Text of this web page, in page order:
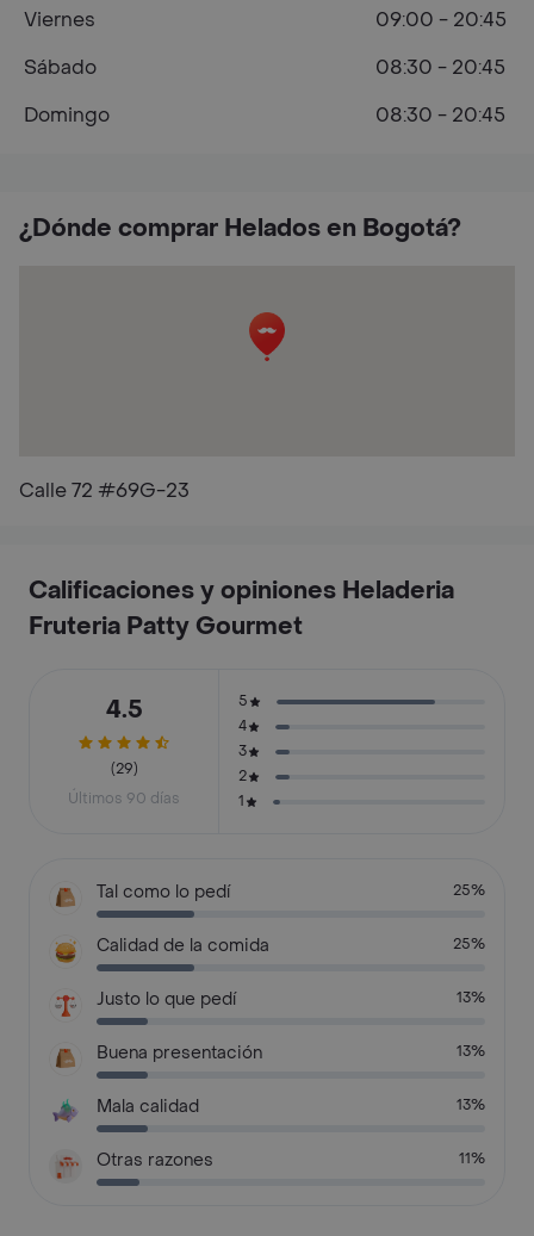
¿Dónde comprar Helados en Bogotá?
Calle 72 #69G-23
Viernes
09:00 - 20:45
Sábado
08:30 - 20:45
Domingo
08:30 - 20:45
Calificaciones y opiniones Heladeria
Fruteria Patty Gourmet
4.5
(29)
Últimos 90 días
5
4
3
2
1
Tal como lo pedí 25%
Calidad de la comida 25%
Justo lo que pedí 13%
Buena presentación 13%
Mala calidad 13%
Otras razones 11%